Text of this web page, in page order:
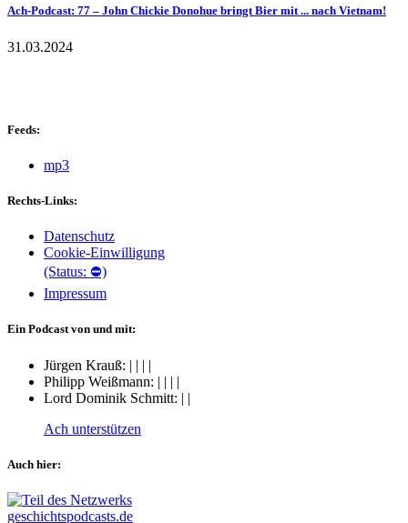
Ach-Podcast: 77 – John Chickie Donohue bringt Bier mit ... nach Vietnam!
31.03.2024
Feeds:
mp3
Rechts-Links:
Datenschutz
Cookie-Einwilligung
(Status: ⛔)
Impressum
Ein Podcast von und mit:
Jürgen Krauß: | | | |
Philipp Weißmann: | | | |
Lord Dominik Schmitt: | |
Ach unterstützen
Auch hier: